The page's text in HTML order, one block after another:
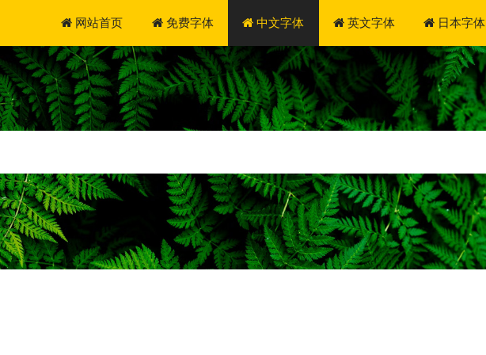
网站首页 免费字体 中文字体 英文字体 日本字体